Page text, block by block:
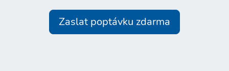
Zaslat poptávku zdarma